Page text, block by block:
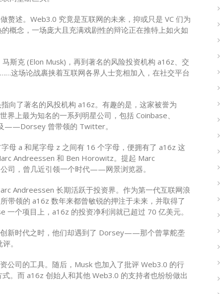
赘述。Web3.0 究竟是互联网的未来，抑或只是 VC 们为
概念，一场庞大且充满戏剧性的辩论正在推特上如火如
马斯克 (Elon Musk)，再到著名的风险投资机构 a16z、交
这场论战裹挟着互联网各界人士竞相加入，在社交平台
向了著名的风投机构 a16z。有趣的是，这家被誉为
界上最为知名的一系列明星公司，包括 Coinbase、
——Dorsey 曾带领的 Twitter。
母 a 和尾字母 z 之间有 16 个字母，便拥有了 a16z 这
Andreessen 和 Ben Horowitz。提起 Marc
司，曾几近引领一个时代——网景浏览器。
Andreessen 长期活跃于投资界。作为第一代互联网浪
带领的 a16z 数年来都曾敏锐的押注于未来，并取得了
一个项目上，a16z 的投资净利润就已超过 70 亿美元。
新时代之时，他们却遇到了 Dorsey——那个曾掌舵垄
。
公司的工具。随后，Musk 也加入了批评 Web3.0 的行
。而 a16z 创始人和其他 Web3.0 的支持者也纷纷做出